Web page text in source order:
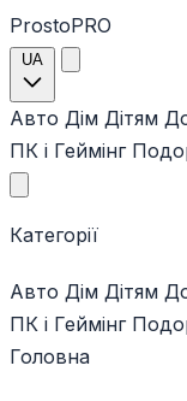
ProstoPRO
UA
Авто Дім Дітям
ПК і Геймінг
Категорії
Авто Дім Дітям
ПК і Геймінг
Головна